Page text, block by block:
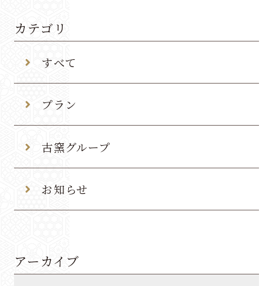
カテゴリ
すべて
プラン
古窯グループ
お知らせ
アーカイブ
観光案内
交通案内
ゆさの楽しみ⽅
よくあるご質問・お問い合わせ
宿泊約款